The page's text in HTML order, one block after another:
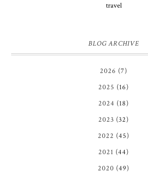
travel
BLOG ARCHIVE
2026 (7)
2025 (16)
2024 (18)
2023 (32)
2022 (45)
2021 (44)
2020 (49)